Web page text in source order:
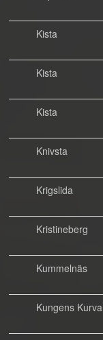
Kista
Kista
Kista
Knivsta
Krigslida
Kristineberg
Kummelnäs
Kungens Kurva